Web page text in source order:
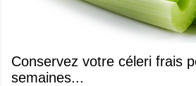
Conservez votre céleri frais
semaines...